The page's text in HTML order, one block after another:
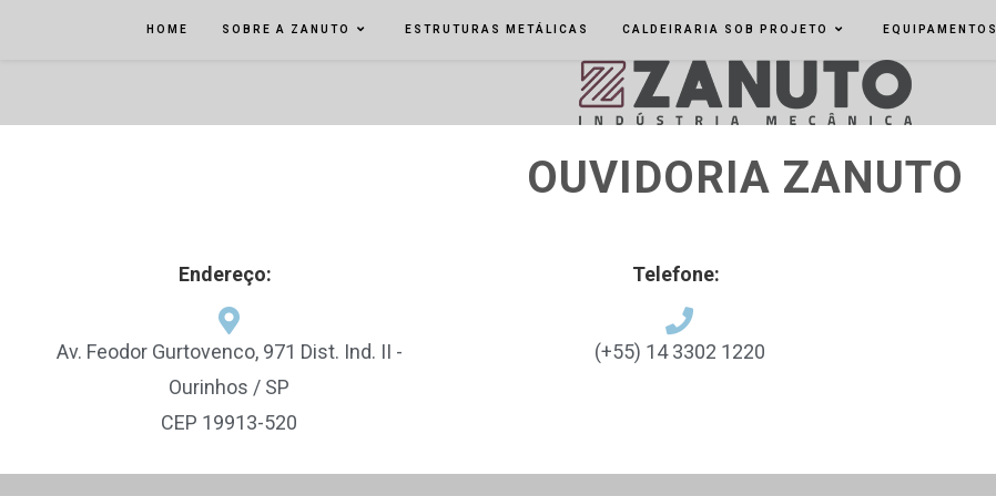
HOME SOBRE A ZANUTO ESTRUTURAS METÁLICAS CALDEIRARIA SOB PROJETO EQUIPAMENTOS
OUVIDORIA ZANUTO
Endereço:
Av. Feodor Gurtovenco, 971 Dist. Ind. II -
Ourinhos / SP
CEP 19913-520
Telefone:
(+55) 14 3302 1220